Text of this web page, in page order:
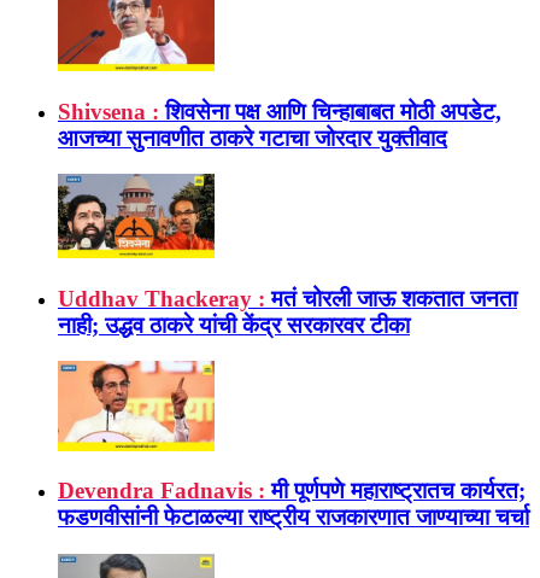
Shivsena : शिवसेना पक्ष आणि चिन्हाबाबत मोठी अपडेट,
आजच्या सुनावणीत ठाकरे गटाचा जोरदार युक्तीवाद
Uddhav Thackeray : मतं चोरली जाऊ शकतात जनता
नाही; उद्धव ठाकरे यांची केंद्र सरकारवर टीका
Devendra Fadnavis : मी पूर्णपणे महाराष्ट्रातच कार्यरत;
फडणवीसांनी फेटाळल्या राष्ट्रीय राजकारणात जाण्याच्या चर्चा